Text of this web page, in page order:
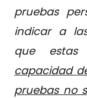
pruebas
indicar a
que
capacidad
pruebas no